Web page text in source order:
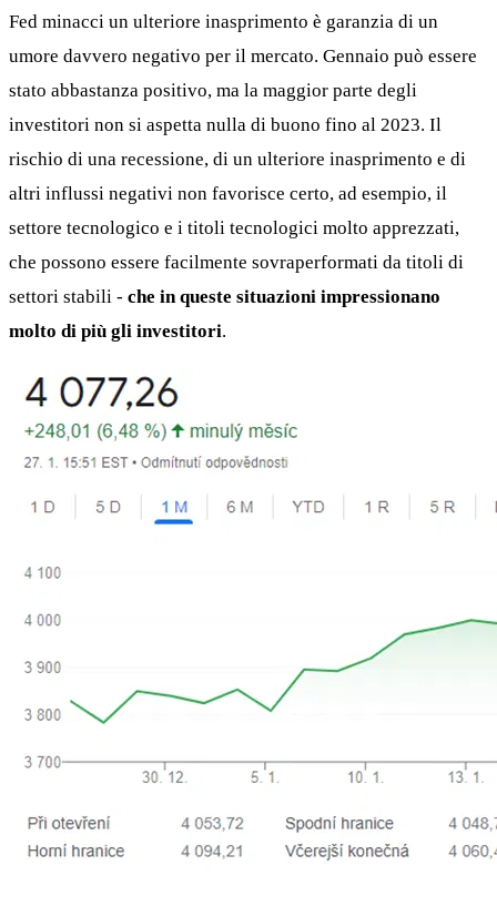
Fed minacci un ulteriore inasprimento è garanzia di un
umore davvero negativo per il mercato. Gennaio può essere
stato abbastanza positivo, ma la maggior parte degli
investitori non si aspetta nulla di buono fino al 2023. Il
rischio di una recessione, di un ulteriore inasprimento e di
altri influssi negativi non favorisce certo, ad esempio, il
settore tecnologico e i titoli tecnologici molto apprezzati,
che possono essere facilmente sovraperformati da titoli di
settori stabili - che in queste situazioni impressionano
molto di più gli investitori.